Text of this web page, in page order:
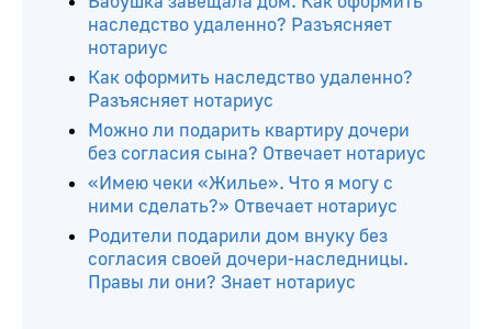
наследство удаленно? Разъясняет
нотариус
Как оформить наследство удаленно?
Разъясняет нотариус
Можно ли подарить квартиру дочери
без согласия сына? Отвечает нотариус
«Имею чеки «Жилье». Что я могу с
ними сделать?» Отвечает нотариус
Родители подарили дом внуку без
согласия своей дочери-наследницы.
Правы ли они? Знает нотариус